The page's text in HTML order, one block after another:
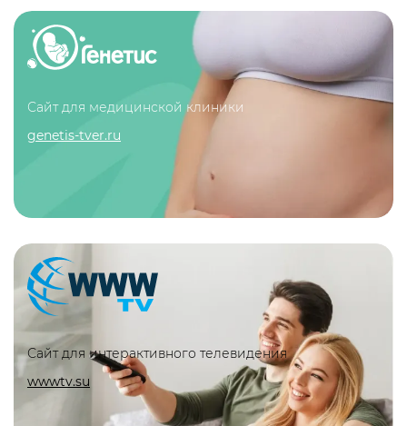
Сайт для медицинской клиники
genetis-tver.ru
Сайт для интерактивного телевидения
wwwtv.su